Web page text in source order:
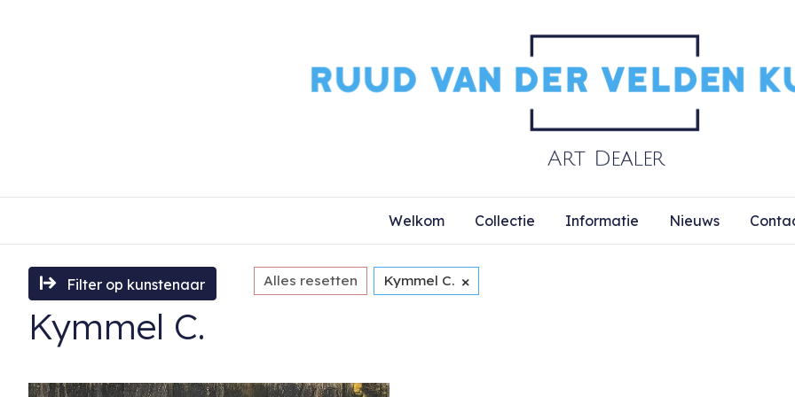
Welkom Collectie Informatie Nieuws
Filter op kunstenaar Alles resetten Kymmel C. ×
Kymmel C.